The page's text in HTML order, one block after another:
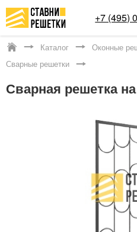
+7 (495)
СТАВНИ НА ОКНА
Каталог
Оконные
Сварные решетки
Сварная решетка